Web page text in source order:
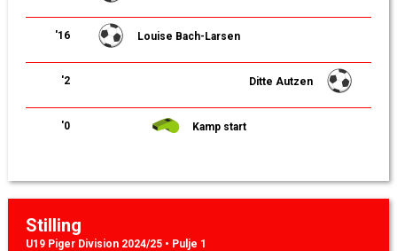
'16 Louise Bach-Larsen
'2 Ditte Autzen
'0 Kamp start
Stilling
U19 Piger Division 2024/25 • Pulje 1